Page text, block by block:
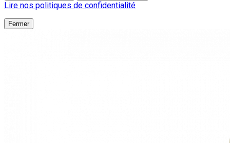
Lire nos politiques de confidentialité
Fermer